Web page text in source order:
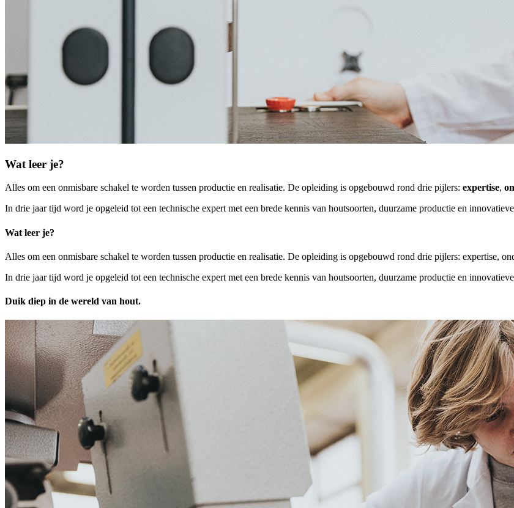
Wat leer je?
Alles om een onmisbare schakel te worden tussen productie en realisatie. De opleiding is opgebouwd rond drie pijlers: expertise,
In drie jaar tijd word je opgeleid tot een technische expert met een brede kennis van houtsoorten, duurzame productie en
Wat leer je?
Alles om een onmisbare schakel te worden tussen productie en realisatie. De opleiding is opgebouwd rond drie pijlers: expertise,
In drie jaar tijd word je opgeleid tot een technische expert met een brede kennis van houtsoorten, duurzame productie en
Duik diep in de wereld van hout.